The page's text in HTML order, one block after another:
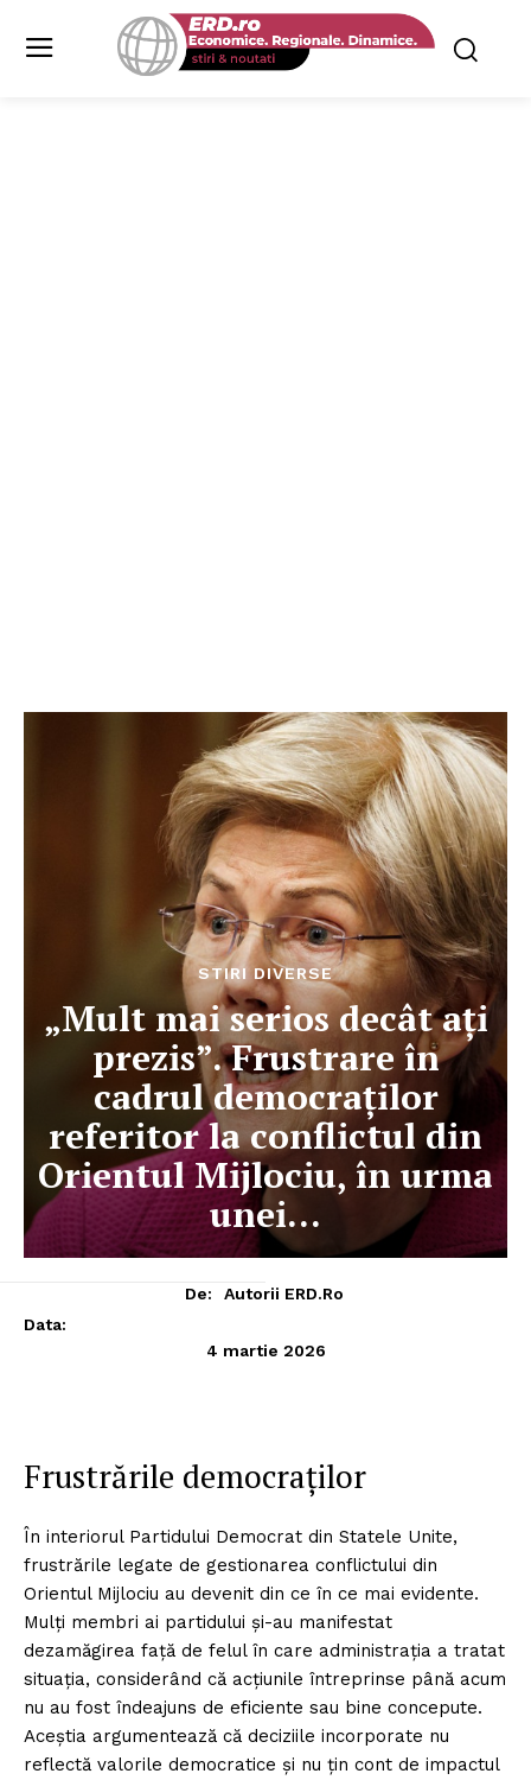
STIRI DIVERSE
„Mult mai serios decât ați
prezis”. Frustrare în
cadrul democraților
referitor la conflictul din
Orientul Mijlociu, în urma
unei…
De:
Autorii ERD.ro
Data:
4 martie 2026
Frustrările democraților
În interiorul Partidului Democrat din Statele Unite,
frustrările legate de gestionarea conflictului din
Orientul Mijlociu au devenit din ce în ce mai evidente.
Mulți membri ai partidului și-au manifestat
dezamăgirea față de felul în care administrația a tratat
situația, considerând că acțiunile întreprinse până acum
nu au fost îndeajuns de eficiente sau bine concepute.
Aceștia argumentează că deciziile incorporate nu
reflectă valorile democratice și nu țin cont de impactul